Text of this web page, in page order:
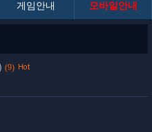
게임안내 모바일안내
(9)